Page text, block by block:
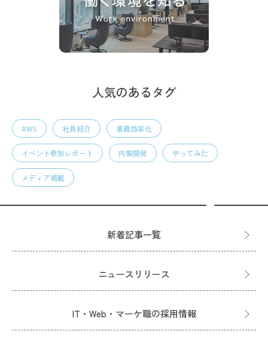
人気のあるタグ
AWS 社員紹介 業務効率化
イベント参加レポート 内製開発 やってみた
メディア掲載
新着記事一覧
ニュースリリース
IT・Web・マーケ職の採用情報